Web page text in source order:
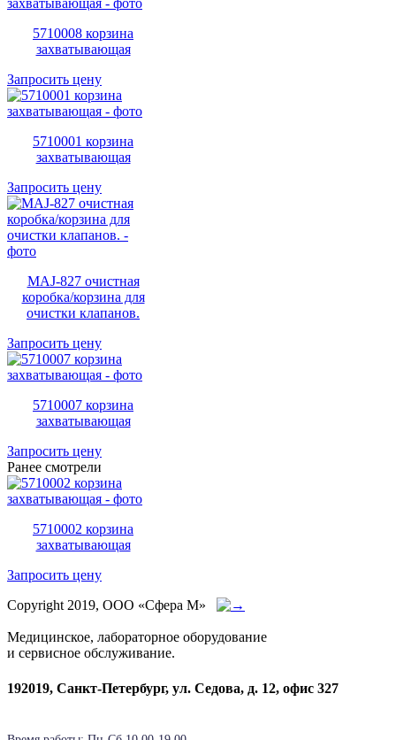
5710008 корзина
захватывающая
Запросить цену
5710001 корзина
захватывающая
Запросить цену
MAJ-827 очистная
коробка/корзина для
очистки клапанов.
Запросить цену
5710007 корзина
захватывающая
Запросить цену
Ранее смотрели
5710002 корзина
захватывающая
Запросить цену
Copyright 2019, ООО «Сфера М»
Медицинское, лабораторное оборудование
и сервисное обслуживание.
192019, Санкт-Петербург, ул. Седова, д. 12, офис 327